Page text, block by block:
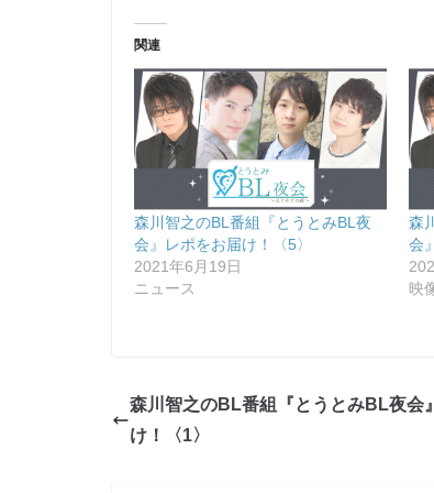
関連
森川智之のBL番組『とうとみBL夜
会』レポをお届け！〈5〉
2021年6月19日
ニュース
森
会
映
森川智之のBL番組『とうとみBL夜会
け！〈1〉